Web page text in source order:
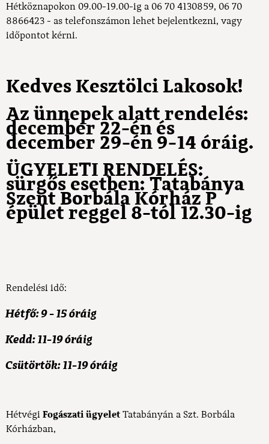
Hétköznapokon 09.00-19.00-ig a 06 70 4130859, 06 70
8866423 - as telefonszámon lehet bejelentkezni, vagy
időpontot kérni.
Kedves Kesztölci Lakosok!
Az ünnepek alatt rendelés:
december 22-én és
december 29-én 9-14 óráig.
ÜGYELETI RENDELÉS:
sürgős esetben: Tatabánya
Szent Borbála Kórház P
épület reggel 8-tól 12.30-ig
Rendelési idő:
Hétfő: 9 - 15 óráig
Kedd: 11-19 óráig
Csütörtök: 11-19 óráig
Hétvégi Fogászati ügyelet Tatabányán a Szt. Borbála
Kórházban,